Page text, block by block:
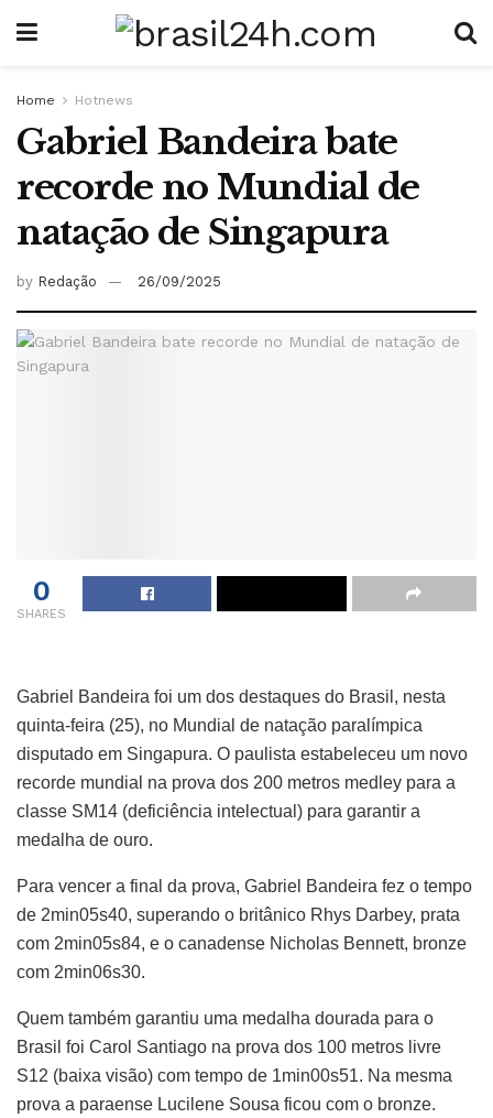
Home Hotnews
Gabriel Bandeira bate
recorde no Mundial de
natação de Singapura
by Redação 26/09/2025
0
SHARES
Gabriel Bandeira foi um dos destaques do Brasil, nesta
quinta-feira (25), no Mundial de natação paralímpica
disputado em Singapura. O paulista estabeleceu um novo
recorde mundial na prova dos 200 metros medley para a
classe SM14 (deficiência intelectual) para garantir a
medalha de ouro.
Para vencer a final da prova, Gabriel Bandeira fez o tempo
de 2min05s40, superando o britânico Rhys Darbey, prata
com 2min05s84, e o canadense Nicholas Bennett, bronze
com 2min06s30.
Quem também garantiu uma medalha dourada para o
Brasil foi Carol Santiago na prova dos 100 metros livre
S12 (baixa visão) com tempo de 1min00s51. Na mesma
prova a paraense Lucilene Sousa ficou com o bronze.